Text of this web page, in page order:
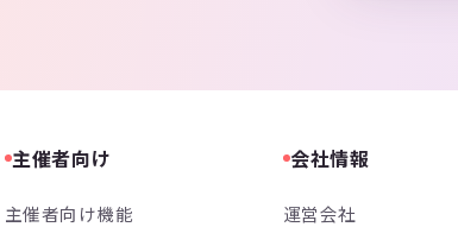
主催者向け
主催者向け機能
会社情報
運営会社